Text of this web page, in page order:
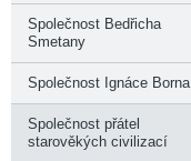
Společnost Bedřicha
Smetany
Společnost Ignáce Borna
Společnost přátel
starověkých civilizací